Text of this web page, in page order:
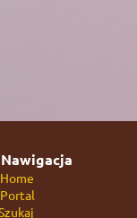
Nawigacja
Home
Portal